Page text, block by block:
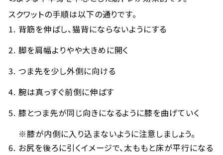
スクワットの手順は以下の通りです。
背筋を伸ばし、猫背にならないようにする
脚を肩幅よりやや大きめに開く
つま先を少し外側に向ける
腕は真っすぐ前側に伸ばす
膝とつま先が同じ向きになるように膝を曲げていく
※膝が内側に入り込まないように注意しましょう。
お尻を後ろに引くイメージで、太ももと床が平行になる